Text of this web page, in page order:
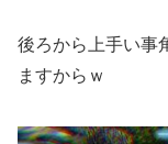
後ろから上手い事
ますからｗ